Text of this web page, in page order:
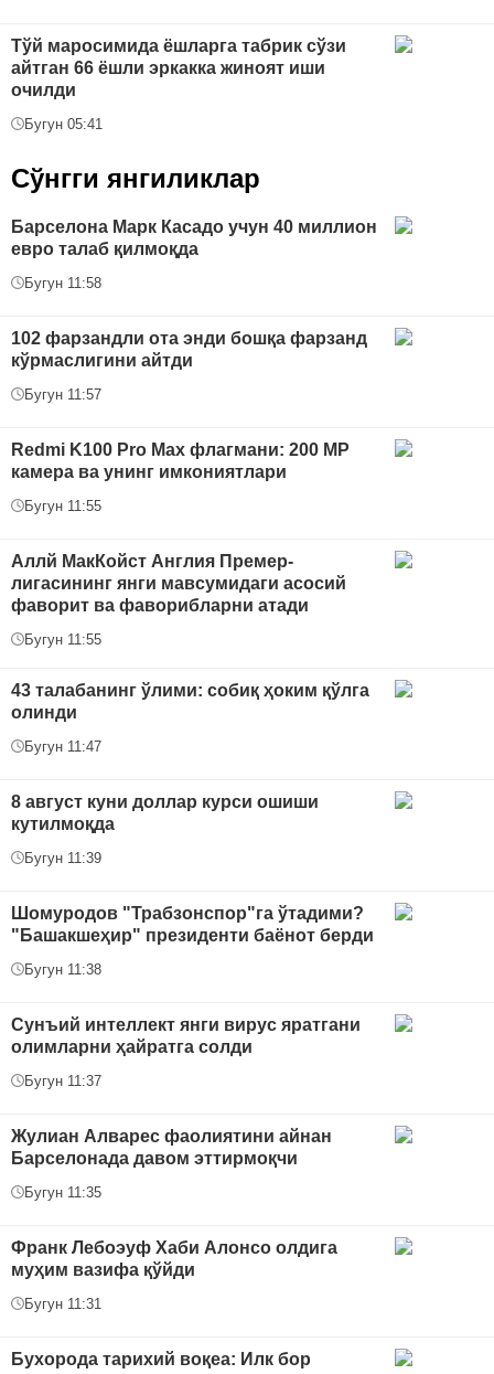
Тўй маросимида ёшларга табрик сўзи
айтган 66 ёшли эркакка жиноят иши
очилди
Бугун 05:41
Сўнгги янгиликлар
Барселона Марк Касадо учун 40 миллион
евро талаб қилмоқда
Бугун 11:58
102 фарзандли ота энди бошқа фарзанд
кўрмаслигини айтди
Бугун 11:57
Redmi K100 Pro Max флагмани: 200 MP
камера ва унинг имкониятлари
Бугун 11:55
Аллй МакКойст Англия Премер-
лигасининг янги мавсумидаги асосий
фаворит ва фаворибларни атади
Бугун 11:55
43 талабанинг ўлими: собиқ ҳоким қўлга
олинди
Бугун 11:47
8 август куни доллар курси ошиши
кутилмоқда
Бугун 11:39
Шомуродов "Трабзонспор"га ўтадими?
"Башакшеҳир" президенти баёнот берди
Бугун 11:38
Сунъий интеллект янги вирус яратгани
олимларни ҳайратга солди
Бугун 11:37
Жулиан Алварес фаолиятини айнан
Барселонада давом эттирмоқчи
Бугун 11:35
Франк Лебоэуф Хаби Алонсо олдига
муҳим вазифа қўйди
Бугун 11:31
Бухорода тарихий воқеа: Илк бор